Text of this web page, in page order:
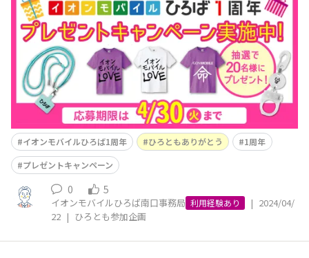
のお知らせを投稿させていただきましたが、ご覧いただけ
ましたでしょうか？ 詳細はこちらから↓イオンモバイル
ひろばオープン1周年記念投稿キャンペーン 1周年記念投
稿キャンペーンでは、まだまだみなさま
イオンモバイルひろば1周年 ひろともありがとう
1周年
プレゼントキャンペーン
0 5
イオンモバイルひろば南口事務局 利用経験あり | 2024/04/
22 | ひろとも参加企画